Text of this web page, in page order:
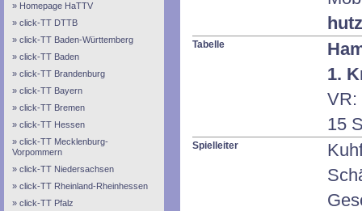
Homepage HaTTV
click-TT DTTB
click-TT Baden-Württemberg
click-TT Baden
click-TT Brandenburg
click-TT Bayern
click-TT Bremen
click-TT Hessen
click-TT Mecklenburg-
Vorpommern
click-TT Niedersachsen
click-TT Rheinland-Rheinhessen
click-TT Pfalz
Tabelle
1.
VR:
15
Spielleiter